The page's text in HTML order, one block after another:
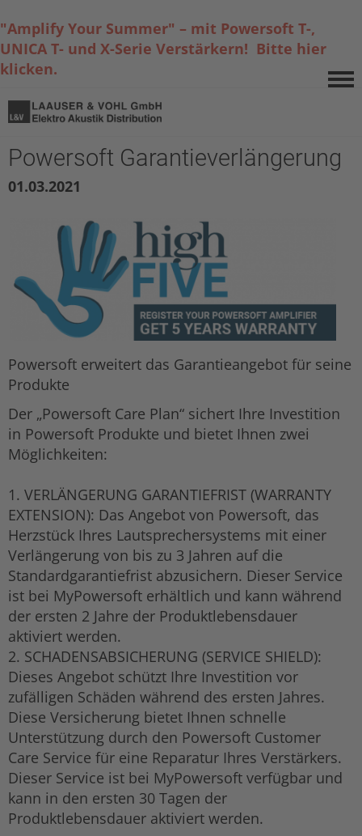
"Amplify Your Summer" – mit Powersoft T-,
UNICA T- und X-Serie Verstärkern! Bitte hier
klicken.
Powersoft Garantieverlängerung
01.03.2021
Powersoft erweitert das Garantieangebot für seine
Produkte
Der „Powersoft Care Plan“ sichert Ihre Investition
in Powersoft Produkte und bietet Ihnen zwei
Möglichkeiten:
1. VERLÄNGERUNG GARANTIEFRIST (WARRANTY
EXTENSION): Das Angebot von Powersoft, das
Herzstück Ihres Lautsprechersystems mit einer
Verlängerung von bis zu 3 Jahren auf die
Standardgarantiefrist abzusichern. Dieser Service
ist bei MyPowersoft erhältlich und kann während
der ersten 2 Jahre der Produktlebensdauer
aktiviert werden.
2. SCHADENSABSICHERUNG (SERVICE SHIELD):
Dieses Angebot schützt Ihre Investition vor
zufälligen Schäden während des ersten Jahres.
Diese Versicherung bietet Ihnen schnelle
Unterstützung durch den Powersoft Customer
Care Service für eine Reparatur Ihres Verstärkers.
Dieser Service ist bei MyPowersoft verfügbar und
kann in den ersten 30 Tagen der
Produktlebensdauer aktiviert werden.